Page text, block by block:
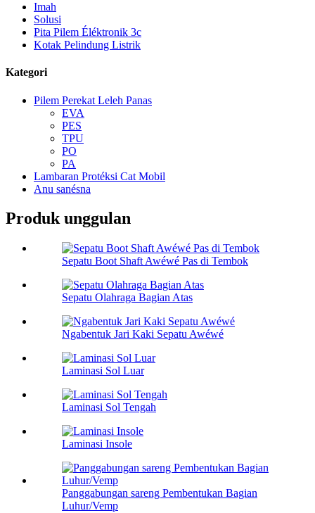
Imah
Solusi
Pita Pilem Éléktronik 3c
Kotak Pelindung Listrik
Kategori
Pilem Perekat Leleh Panas
EVA
PES
TPU
PO
PA
Lambaran Protéksi Cat Mobil
Anu sanésna
Produk unggulan
Sepatu Boot Shaft Awéwé Pas di Tembok
Sepatu Olahraga Bagian Atas
Ngabentuk Jari Kaki Sepatu Awéwé
Laminasi Sol Luar
Laminasi Sol Tengah
Laminasi Insole
Panggabungan sareng Pembentukan Bagian
Luhur/Vemp